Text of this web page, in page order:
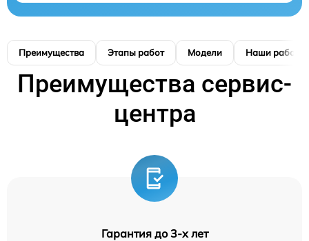
Преимущества Этапы работ Модели Наши работы
Преимущества сервис-
центра
Гарантия до 3-х лет